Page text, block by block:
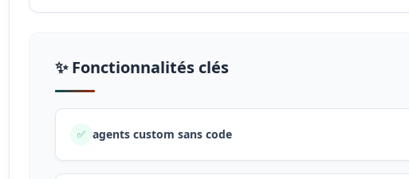
✨ Fonctionnalités clés
✅ agents custom sans code